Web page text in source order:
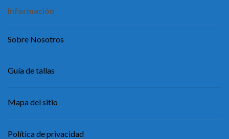
Información
Sobre Nosotros
Guía de tallas
Mapa del sitio
Política de privacidad